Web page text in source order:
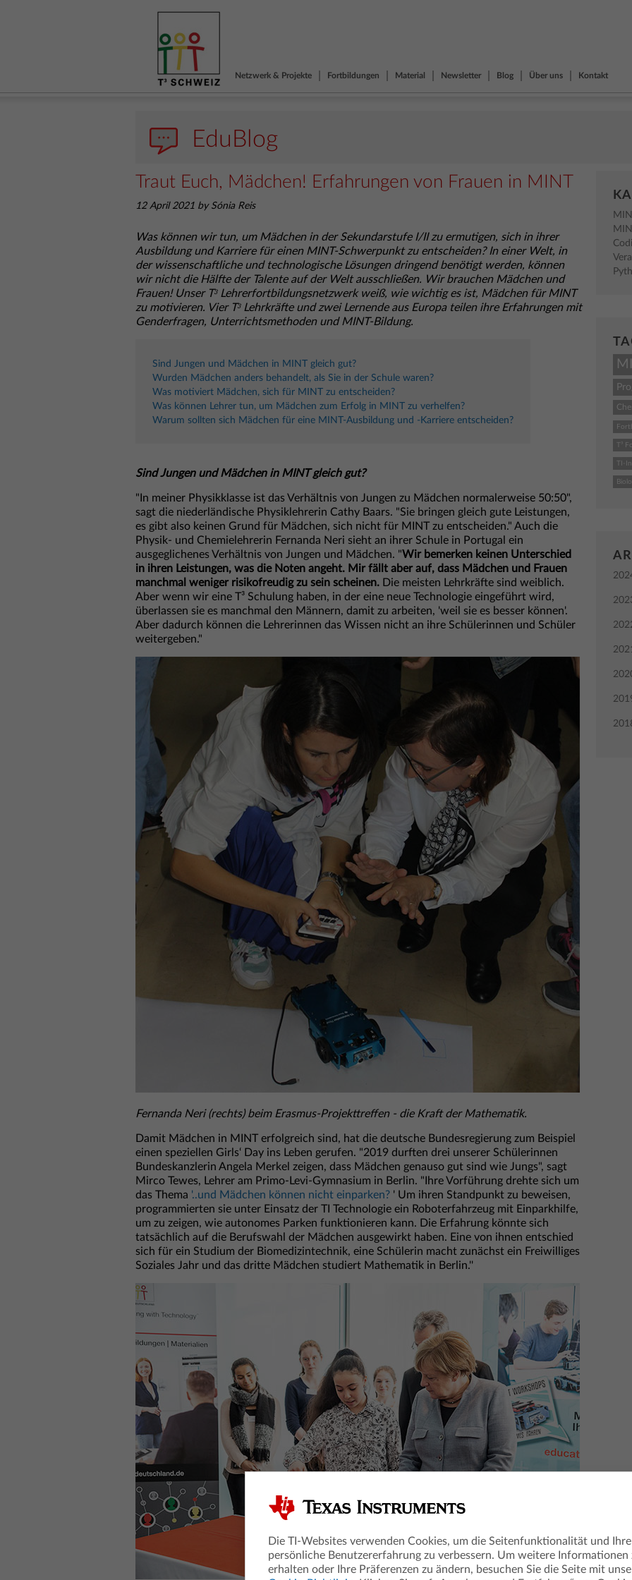
Netzwerk & Projekte Fortbildungen Material Newsletter Blog Über uns Kontakt
EduBlog
Traut Euch, Mädchen! Erfahrungen von Frauen in MINT
12 April 2021 by Sónia Reis
Was können wir tun, um Mädchen in der Sekundarstufe I/II zu ermutigen, sich in ihrer
Ausbildung und Karriere für einen MINT-Schwerpunkt zu entscheiden? In einer Welt, in
der wissenschaftliche und technologische Lösungen dringend benötigt werden, können
wir nicht die Hälfte der Talente auf der Welt ausschließen. Wir brauchen Mädchen und
Frauen! Unser T3Lehrerfortbildungsnetzwerk weiß, wie wichtig es ist, Mädchen für MINT
zu motivieren. Vier T3Lehrkräfte und zwei Lernende aus Europa teilen ihre Erfahrungen mit
Genderfragen, Unterrichtsmethoden und MINT-Bildung.
Sind Jungen und Mädchen in MINT gleich gut?
Wurden Mädchen anders behandelt, als Sie in der Schule waren?
Was motiviert Mädchen, sich für MINT zu entscheiden?
Was können Lehrer tun, um Mädchen zum Erfolg in MINT zu verhelfen?
Warum sollten sich Mädchen für eine MINT-Ausbildung und -Karriere entscheiden?
Sind Jungen und Mädchen in MINT gleich gut?
"In meiner Physikklasse ist das Verhältnis von Jungen zu Mädchen normalerweise 50:50",
sagt die niederländische Physiklehrerin Cathy Baars. "Sie bringen gleich gute Leistungen,
es gibt also keinen Grund für Mädchen, sich nicht für MINT zu entscheiden." Auch die
Physik- und Chemielehrerin Fernanda Neri sieht an ihrer Schule in Portugal ein
ausgeglichenes Verhältnis von Jungen und Mädchen. "Wir bemerken keinen Unterschied
in ihren Leistungen, was die Noten angeht. Mir fällt aber auf, dass Mädchen und Frauen
manchmal weniger risikofreudig zu sein scheinen. Die meisten Lehrkräfte sind weiblich.
Aber wenn wir eine T³ Schulung haben, in der eine neue Technologie eingeführt wird,
überlassen sie es manchmal den Männern, damit zu arbeiten, 'weil sie es besser können'.
Aber dadurch können die Lehrerinnen das Wissen nicht an ihre Schülerinnen und Schüler
weitergeben."
Fernanda Neri (rechts) beim Erasmus-Projekttreffen - die Kraft der Mathematik.
Damit Mädchen in MINT erfolgreich sind, hat die deutsche Bundesregierung zum Beispiel
einen speziellen Girls‘ Day ins Leben gerufen. "2019 durften drei unserer Schülerinnen
Bundeskanzlerin Angela Merkel zeigen, dass Mädchen genauso gut sind wie Jungs", sagt
Mirco Tewes, Lehrer am Primo-Levi-Gymnasium in Berlin. "Ihre Vorführung drehte sich um
das Thema '..und Mädchen können nicht einparken? ' Um ihren Standpunkt zu beweisen,
programmierten sie unter Einsatz der TI Technologie ein Roboterfahrzeug mit Einparkhilfe,
um zu zeigen, wie autonomes Parken funktionieren kann. Die Erfahrung könnte sich
tatsächlich auf die Berufswahl der Mädchen ausgewirkt haben. Eine von ihnen entschied
sich für ein Studium der Biomedizintechnik, eine Schülerin macht zunächst ein Freiwilliges
Soziales Jahr und das dritte Mädchen studiert Mathematik in Berlin.''
T³
TI-
Die TI-Websites verwenden Cookies, um die Seitenfunktionalität und Ihre
persönliche Benutzererfahrung zu verbessern. Um weitere Informationen
erhalten oder Ihre Präferenzen zu ändern, besuchen Sie die Seite mit